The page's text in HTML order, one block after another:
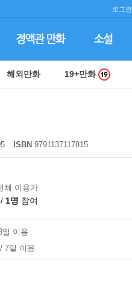
로그인
해외만화 19+만화
ISBN 9791137117815
체 이용가
/ 1명 참여
일 이용
7일 이용